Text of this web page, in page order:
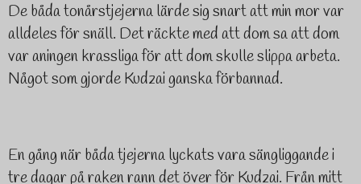
De båda tonårstjejerna lärde sig snart att min mor var
alldeles för snäll. Det räckte med att dom sa att dom
var aningen krassliga för att dom skulle slippa arbeta.
Något som gjorde Kudzai ganska förbannad.
En gång när båda tjejerna lyckats vara sängliggande i
tre dagar på raken rann det över för Kudzai. Från mitt